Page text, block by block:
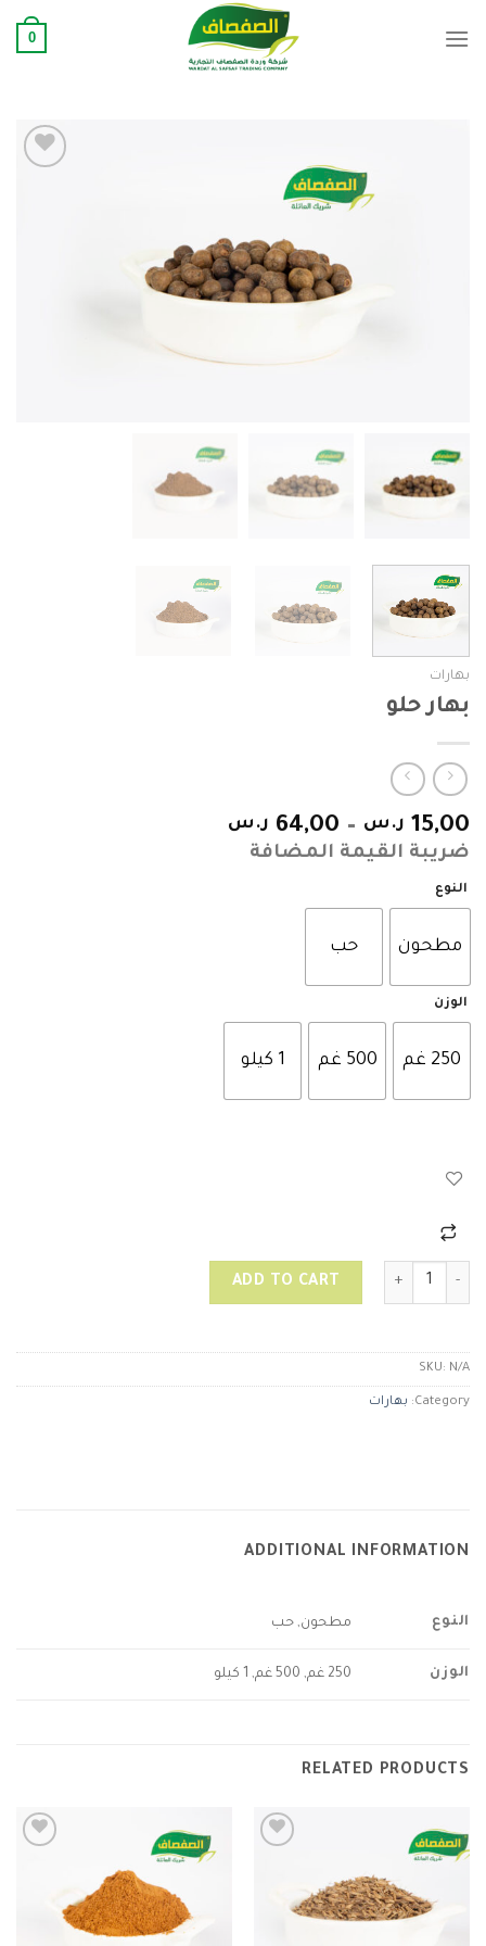
0
بهارات
بهار حلو
15,00 ر.س –
64,00 ر.س
ضريبة القيمة المضافة
النوع
مطحون حب
الوزن
250 غم 500 غم 1 كيلو
بهار حلو quantity
ADD TO CART
SKU: N/A
Category: بهارات
ADDITIONAL INFORMATION
النوع مطحون, حب
الوزن 250 غم, 500 غم, 1 كيلو
RELATED PRODUCTS